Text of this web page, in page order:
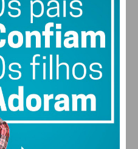
27
DOM
29
SEG
ALTERAR